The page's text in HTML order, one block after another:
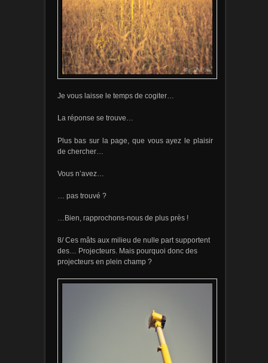
Je vous laisse le temps de cogiter…
La réponse se trouve…
Plus bas sur la page, que vous ayez le plaisir
de chercher…
Vous n’avez…
… pas trouvé ?
…Bien, rapprochons-nous de plus près !
8/ Ces mâts aux milieu de nulle part supportent
des… Projecteurs. Mais pourquoi donc des
projecteurs en plein champ ?